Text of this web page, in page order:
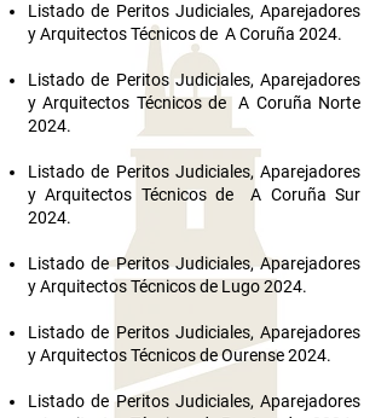
Listado de Peritos Judiciales, Aparejadores
y Arquitectos Técnicos de A Coruña 2024.
Listado de Peritos Judiciales, Aparejadores
y Arquitectos Técnicos de A Coruña Norte
2024.
Listado de Peritos Judiciales, Aparejadores
y Arquitectos Técnicos de A Coruña Sur
2024.
Listado de Peritos Judiciales, Aparejadores
y Arquitectos Técnicos de Lugo 2024.
Listado de Peritos Judiciales, Aparejadores
y Arquitectos Técnicos de Ourense 2024.
Listado de Peritos Judiciales, Aparejadores